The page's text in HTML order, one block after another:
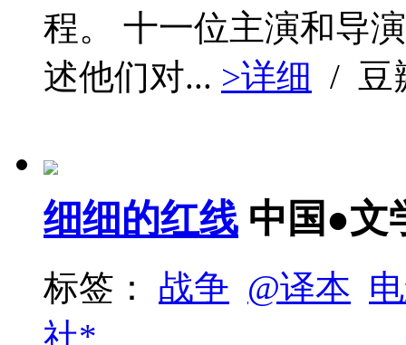
程。 十一位主演和导
述他们对... >详细 / 豆
细细的红线 中国●文
标签： 战争 @译本
社*